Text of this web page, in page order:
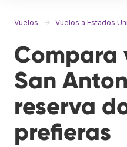
Vuelos Vuelos a Estados
Compara
San
reserva
prefieras